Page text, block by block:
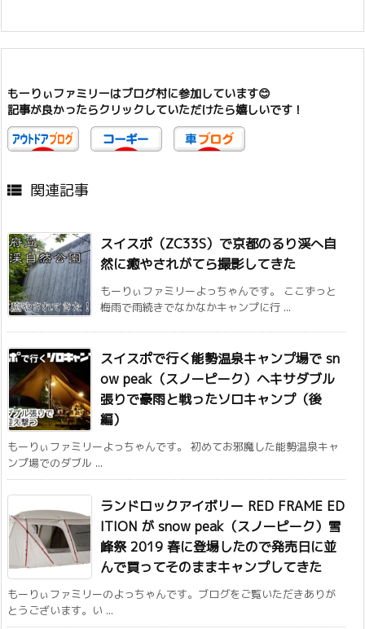
もーりぃファミリーはブログ村に参加しています😊
記事が良かったらクリックしていただけたら嬉しいです！
 関連記事
スイスポ（ZC33S）で京都のるり渓へ自
然に癒やされがてら撮影してきた
もーりぃファミリーよっちゃんです。 ここずっと
梅雨で雨続きでなかなかキャンプに行 ...
スイスポで行く能勢温泉キャンプ場で sn
ow peak（スノーピーク）ヘキサダブル
張りで豪雨と戦ったソロキャンプ（後
編）
もーりぃファミリーよっちゃんです。 初めてお邪魔した能勢温泉キャ
ンプ場でのダブル ...
ランドロックアイボリー RED FRAME ED
ITION が snow peak（スノーピーク）雪
峰祭 2019 春に登場したので発売日に並
んで買ってそのままキャンプしてきた
もーりぃファミリーのよっちゃんです。ブログをご覧いただきありが
とうございます。い ...